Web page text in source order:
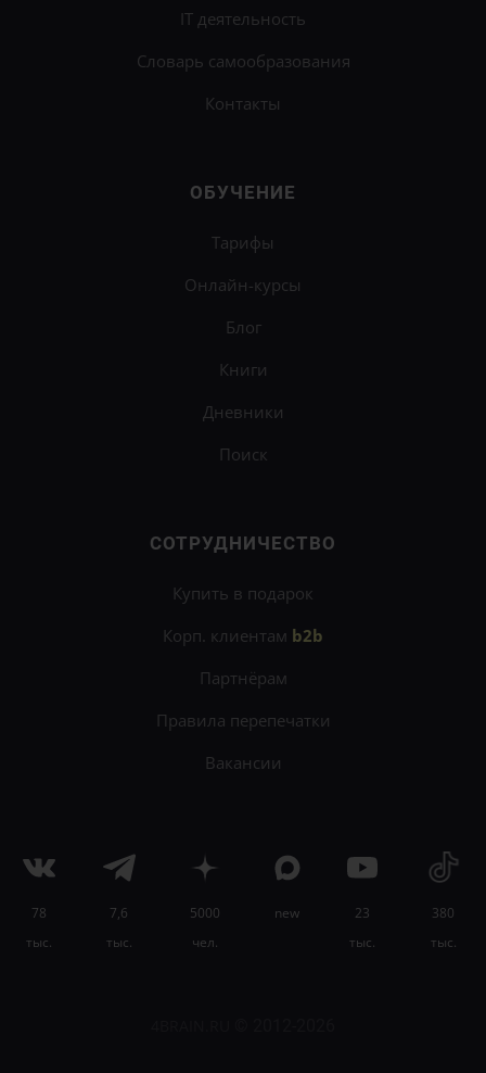
IT деятельность
Словарь самообразования
Контакты
ОБУЧЕНИЕ
Тарифы
Онлайн-курсы
Блог
Книги
Дневники
Поиск
СОТРУДНИЧЕСТВО
Купить в подарок
Корп. клиентам b2b
Партнёрам
Правила перепечатки
Вакансии
78
тыс.
7,6
тыс.
5000
чел.
new
23
тыс.
380
тыс.